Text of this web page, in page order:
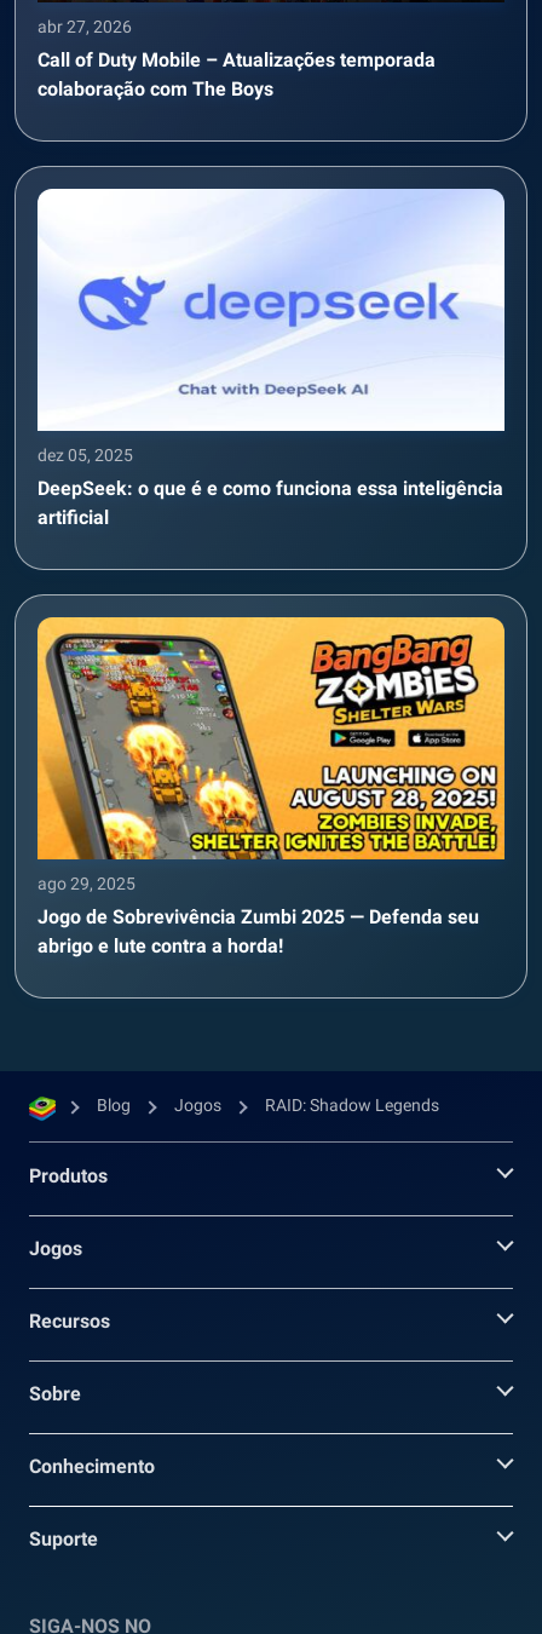
abr 27, 2026
Call of Duty Mobile – Atualizações temporada
colaboração com The Boys
dez 05, 2025
DeepSeek: o que é e como funciona essa inteligência
artificial
ago 29, 2025
Jogo de Sobrevivência Zumbi 2025 — Defenda seu
abrigo e lute contra a horda!
Blog Jogos RAID: Shadow Legends
Produtos
Jogos
Recursos
Sobre
Conhecimento
Suporte
SIGA-NOS NO